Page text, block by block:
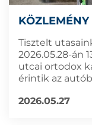
KÖZLEMÉNY
Tisztelt
2026.05.28-án
utcai ortodox
érintik az
2026.05.27